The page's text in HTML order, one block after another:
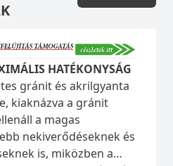
HATÉKONYSÁG
gránit és akrilgyanta
kiaknázva a gránit
a magas
nekiverődéseknek és
is, miközben a